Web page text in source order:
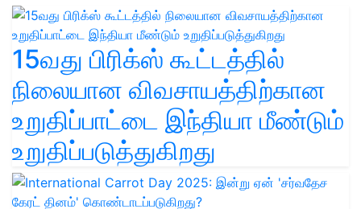
15வது பிரிக்ஸ் கூட்டத்தில்
நிலையான விவசாயத்திற்கான
உறுதிப்பாட்டை இந்தியா மீண்டும்
உறுதிப்படுத்துகிறது